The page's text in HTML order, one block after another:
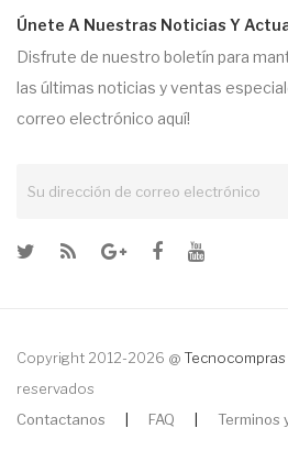
Únete A Nuestras Noticias Y
Disfrute de nuestro boletín para
las últimas noticias y ventas
correo electrónico aquí!
Copyright 2012-2026 @ Tecnocompras
reservados
Contactanos
FAQ Terminos